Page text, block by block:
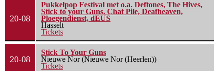
20-08
Pukkelpop Festival met o.a. Deftones, The Hives,
Stick to your Guns, Chat Pile, Deafheaven,
Ploegendienst, dEUS
Hasselt
Tickets
20-08
Stick To Your Guns
Nieuwe Nor (Nieuwe Nor (Heerlen))
Tickets